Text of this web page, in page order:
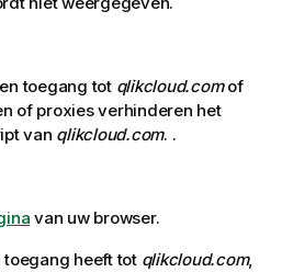
toegang tot qlikcloud.comof
of proxies verhinderen het
van qlikcloud.com. .
van uw browser.
toegang heeft tot qlikcloud.com,